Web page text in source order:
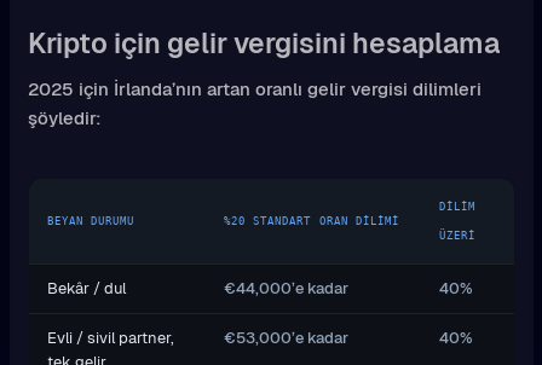
Kripto için gelir vergisini hesaplama
2025 için İrlanda’nın artan oranlı gelir vergisi dilimleri
şöyledir:
BEYAN DURUMU %20 STANDART ORAN DILIMI
DILIM
ÜZERI
Bekâr / dul €44,000’e kadar 40%
Evli / sivil partner,
€53,000’e kadar 40%